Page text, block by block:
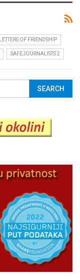
LETTERS OF FRIENDSHIP
SAFEJOURNALISTS 2